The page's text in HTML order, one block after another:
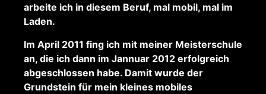
arbeite ich in diesem Beruf, mal mobil, mal im
Laden.
Im April 2011 fing ich mit meiner Meisterschule
an, die ich dann im Jannuar 2012 erfolgreich
abgeschlossen habe. Damit wurde der
Grundstein für mein kleines mobiles